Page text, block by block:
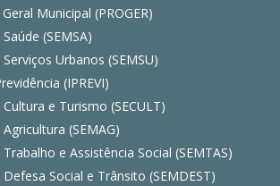
Municipal (PROGER)
(SEMSA)
Urbanos (SEMSU)
(IPREVI)
e Turismo (SECULT)
(SEMAG)
e Assistência Social (SEMTAS)
Social e Trânsito (SEMDEST)